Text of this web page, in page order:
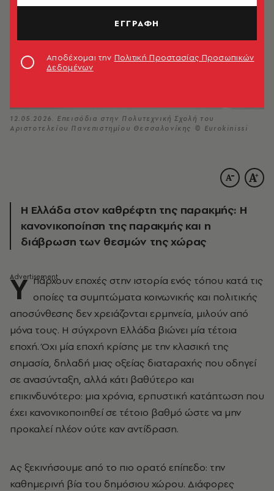
12.05.2026. Επεισόδια στην Πολυτεχνική Σχολή του
Αριστοτελείου Πανεπιστημίου Θεσσαλονίκης © Eurokinissi
Η Ελλάδα στον καθρέφτη της παρακμής: Η
κανονικοποίηση της παρακμής και η
διάβρωση των θεσμών της χώρας
Υ πάρχουν εποχές στην ιστορία ενός τόπου κατά τις
οποίες τα συμπτώματα κοινωνικής και πολιτικής
αποσύνθεσης δεν χρειάζονται ερμηνεία, μιλούν από
μόνα τους. Η σύγχρονη Ελλάδα βιώνει μία τέτοια
εποχή. Όχι μία εποχή κρίσης με την κλασική της
σημασία, δηλαδή μιας οξείας διαταραχής που οδηγεί
σε ανασύνταξη, αλλά κάτι βαθύτερο και
επικινδυνότερο: μια χρόνια, ερπυστική κατάπτωση που
έχει κανονικοποιηθεί σε τέτοιο βαθμό ώστε να μην
προκαλεί πλέον ούτε καν αντίδραση.
Ας ξεκινήσουμε από το πιο ορατό επίπεδο: την
καθημερινή βία του δημόσιου χώρου. Διάφορες
ΕΓΓΡΑΦΗ
Αποδέχομαι την Πολιτική Προστασίας Προσωπικών
Δεδομένων